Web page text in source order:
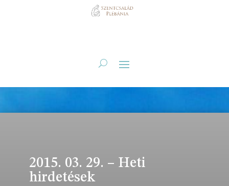
2015. 03. 29. – Heti
hirdetések